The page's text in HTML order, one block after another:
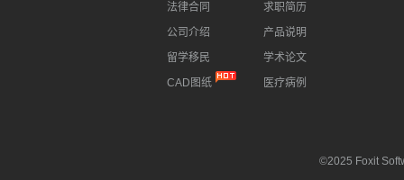
法律合同
公司介绍
留学移民
CAD图纸
求职简历
产品说明
学术论文
医疗病例
©2025 Foxit